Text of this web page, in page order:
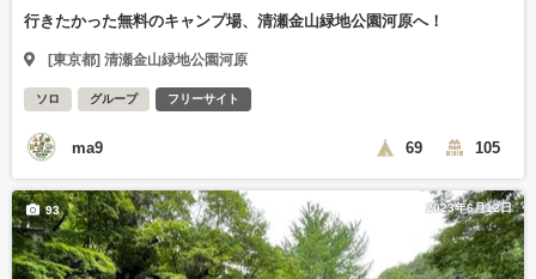
行きたかった無料のキャンプ場、清瀬金山緑地公園河原へ！
[東京都] 清瀬金山緑地公園河原
ソロ グループ フリーサイト
ma9 69 105
2023年6月12日
93